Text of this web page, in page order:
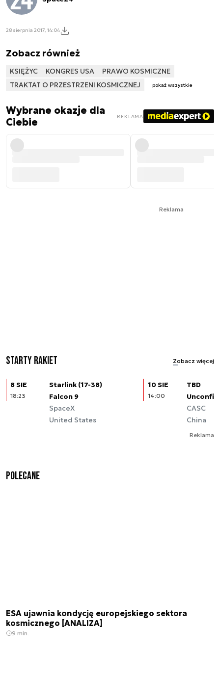
28 sierpnia 2017, 14:04
Zobacz również
KSIĘŻYC KONGRES USA
PRAWO KOSMICZNE
TRAKTAT O PRZESTRZENI KOSMICZNEJ
pokaż wszystkie
Wybrane okazje dla
Ciebie
REKLAMA
Reklama
Starty rakiet Zobacz więcej
8 SIE
18:23
Starlink (17-38)
Falcon 9
SpaceX
United States
10 SIE
14:00
TBD
CASC
China
Reklama
Polecane
ESA ujawnia kondycję europejskiego sektora
kosmicznego [ANALIZA]
9 min.